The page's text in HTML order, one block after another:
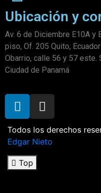
Ubicación y
Av. 6 de Diciembre E10A y
piso, Of. 205 Quito, Ecuador
Obarrio, calle 56 y 57
Ciudad de Panamá
Todos los derechos
Edgar Nieto
Top